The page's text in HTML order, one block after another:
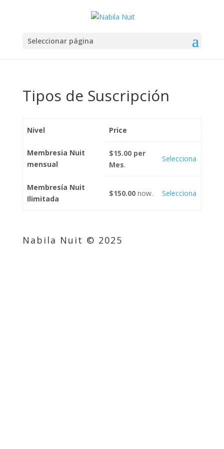
Seleccionar página
Tipos de Suscripción
Nivel Price
Membresia Nuit
mensual
$15.00 per
Mes.
Selecciona
Membresía Nuit
Ilimitada
$150.00 now. Selecciona
Nabila Nuit © 2025